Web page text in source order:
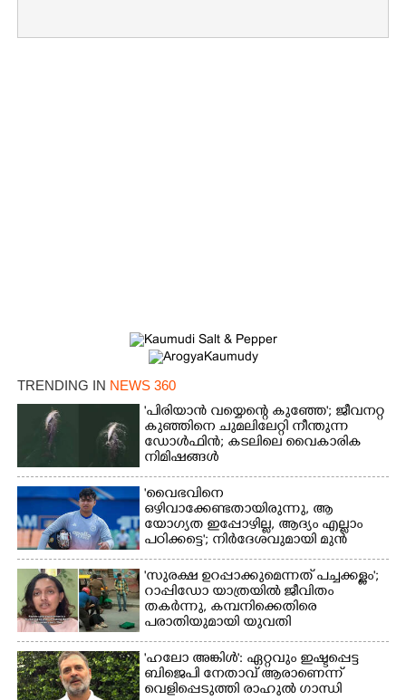
TRENDING IN NEWS 360
'പിരിയാൻ വയ്യെന്റെ കുഞ്ഞേ'; ജീവനറ്റ
കുഞ്ഞിനെ ചുമലിലേറ്റി നീന്തുന്ന
ഡോൾഫിൻ; കടലിലെ വൈകാരിക
നിമിഷങ്ങൾ
'വൈഭവിനെ
ഒഴിവാക്കേണ്ടതായിരുന്നു,​ ആ
യോഗ്യത ഇപ്പോഴില്ല, ആദ്യം എല്ലാം
പഠിക്കട്ടെ'; നിർദേശവുമായി മുൻ
ക്രിക്കറ്റ് താരം
'സുരക്ഷ ഉറപ്പാക്കുമെന്നത് പച്ചക്കള്ളം';
റാപ്പിഡോ യാത്രയിൽ ജീവിതം
തകർന്നു, കമ്പനിക്കെതിരെ
പരാതിയുമായി യുവതി
'ഹലോ അങ്കിൾ': ഏറ്റവും ഇഷ്ടപ്പെട്ട
ബിജെപി നേതാവ് ആരാണെന്ന്
വെളിപ്പെടുത്തി രാഹുൽ ഗാന്ധി
×
Share this link
Copy Link